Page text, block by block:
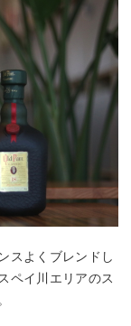
スよくブレンドし
ペイ川エリアのス